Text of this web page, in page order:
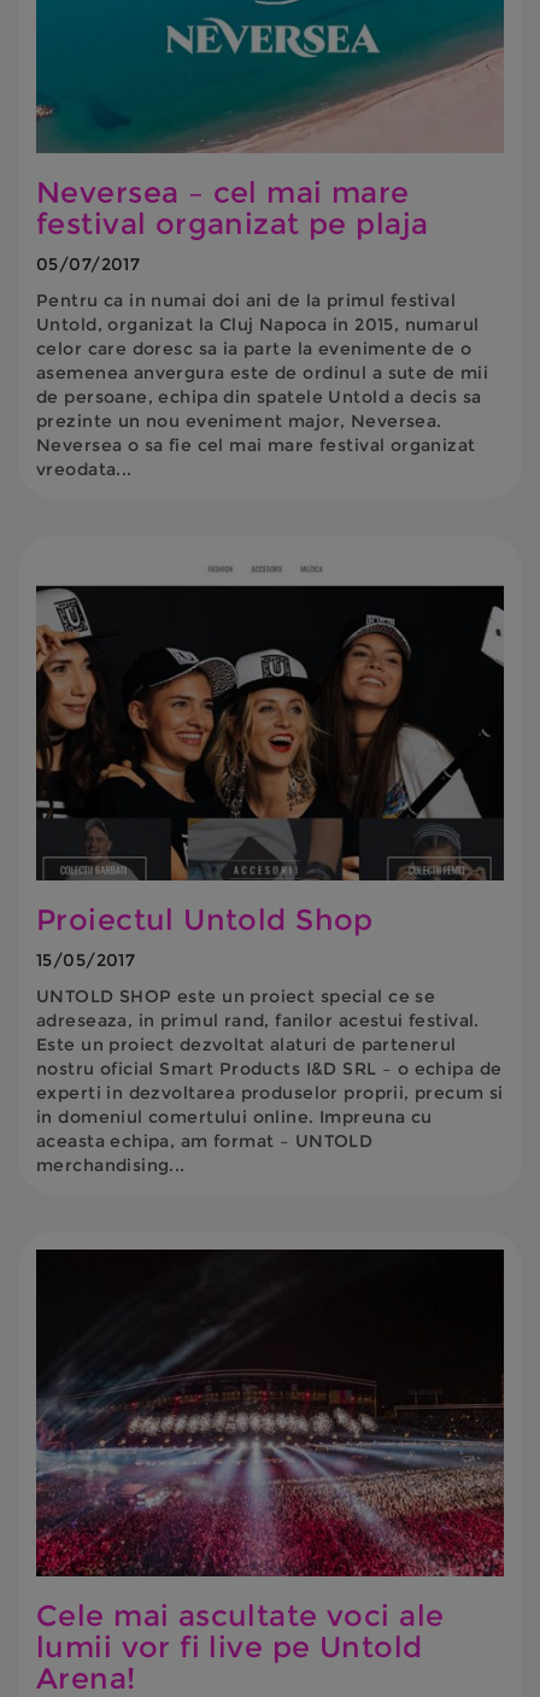
Neversea – cel mai mare
festival organizat pe plaja
05/07/2017
Pentru ca in numai doi ani de la primul festival
Untold, organizat la Cluj Napoca in 2015, numarul
celor care doresc sa ia parte la evenimente de o
asemenea anvergura este de ordinul a sute de mii
de persoane, echipa din spatele Untold a decis sa
prezinte un nou eveniment major, Neversea.
Neversea o sa fie cel mai mare festival organizat
vreodata...
Proiectul Untold Shop
15/05/2017
UNTOLD SHOP este un proiect special ce se
adreseaza, in primul rand, fanilor acestui festival.
Este un proiect dezvoltat alaturi de partenerul
nostru oficial Smart Products I&D SRL – o echipa de
experti in dezvoltarea produselor proprii, precum si
in domeniul comertului online. Impreuna cu
aceasta echipa, am format – UNTOLD
merchandising...
Cele mai ascultate voci ale
lumii vor fi live pe Untold
Arena!